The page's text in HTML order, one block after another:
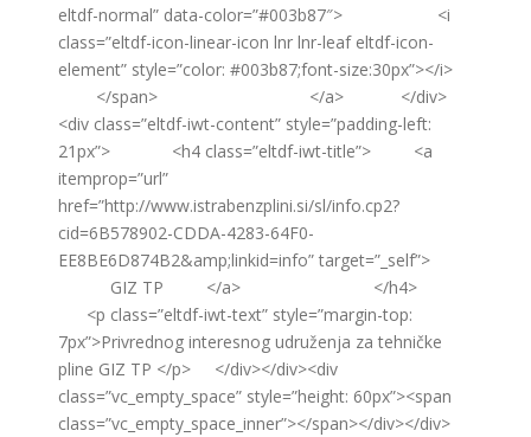
eltdf-normal” data-color=”#003b87″> <i
class=”eltdf-icon-linear-icon lnr lnr-leaf eltdf-icon-
element” style=”color: #003b87;font-size:30px”></i>
</span> </a> </div>
<div class=”eltdf-iwt-content” style=”padding-left:
21px”> <h4 class=”eltdf-iwt-title”> <a
itemprop=”url”
href=”http://www.istrabenzplini.si/sl/info.cp2?
cid=6B578902-CDDA-4283-64F0-
EE8BE6D874B2&amp;linkid=info” target=”_self”>
GIZ TP </a> </h4>
<p class=”eltdf-iwt-text” style=”margin-top:
7px”>Privrednog interesnog udruženja za tehničke
pline GIZ TP </p> </div></div><div
class=”vc_empty_space” style=”height: 60px”><span
class=”vc_empty_space_inner”></span></div></div>